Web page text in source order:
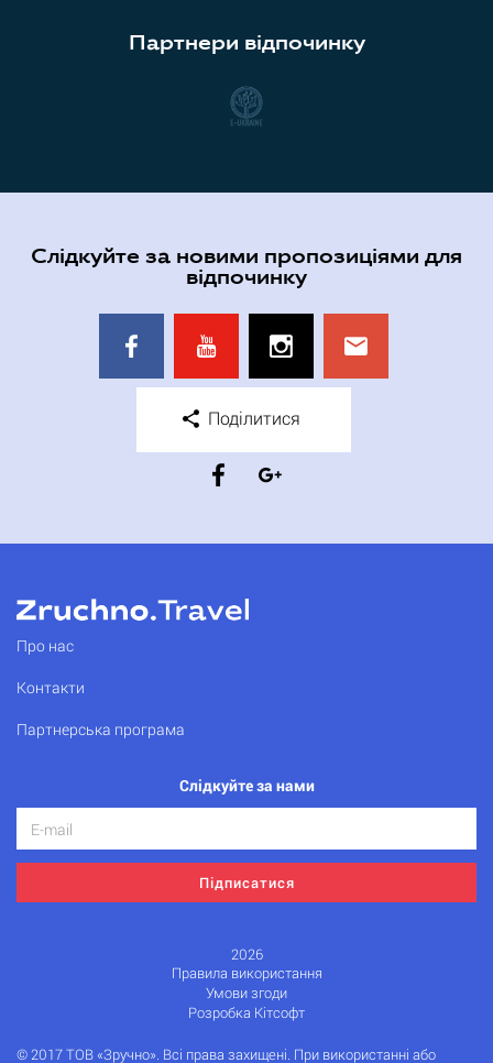
Партнери відпочинку
Слідкуйте за новими пропозиціями для
відпочинку
Поділитися
Про нас
Контакти
Партнерська програма
Слідкуйте за нами
Підписатися
2026
Правила використання
Умови згоди
Розробка Кітсофт
© 2017 ТОВ «Зручно». Всі права захищені. При використанні або